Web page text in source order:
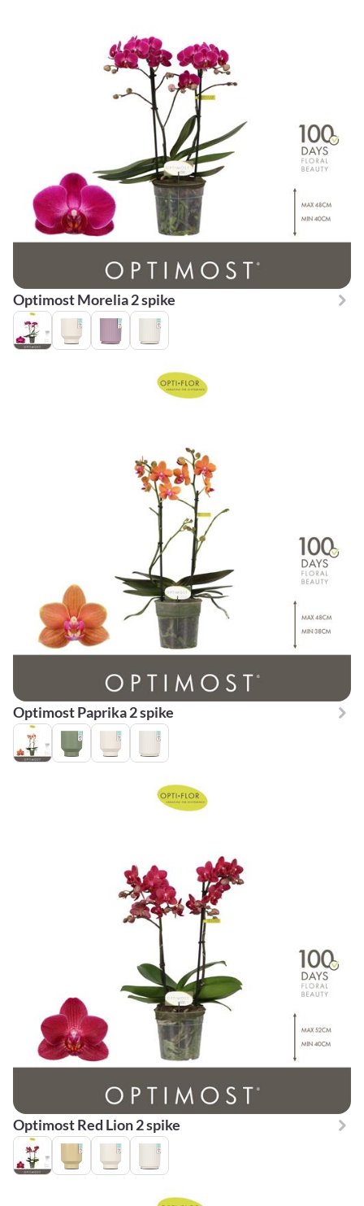
Optimost Morelia 2 spike
Optimost Paprika 2 spike
Optimost Red Lion 2 spike